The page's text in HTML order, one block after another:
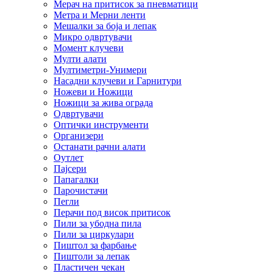
Мерач на притисок за пневматици
Метра и Мерни ленти
Мешалки за боја и лепак
Микро одвртувачи
Момент клучеви
Мулти алати
Мултиметри-Унимери
Насадни клучеви и Гарнитури
Ножеви и Ножици
Ножици за жива ограда
Одвртувачи
Оптички инструменти
Организери
Останати рачни алати
Оутлет
Пајсери
Папагалки
Парочистачи
Пегли
Перачи под висок притисок
Пили за убодна пила
Пили за циркулари
Пиштол за фарбање
Пиштоли за лепак
Пластичен чекан